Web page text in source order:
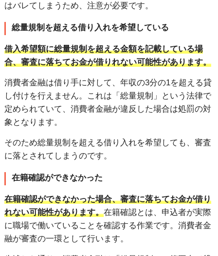
はバレてしまうため、注意が必要です。
総量規制を超える借り入れを希望している
借入希望額に総量規制を超える金額を記載している場
合、審査に落ちてお金が借りれない可能性があります。
消費者金融は借り手に対して、年収の3分の1を超える貸
し付けを行えません。これは「総量規制」という法律で
定められていて、消費者金融が違反した場合は処罰の対
象となります。
そのため総量規制を超える借り入れを希望しても、審査
に落とされてしまうのです。
在籍確認ができなかった
在籍確認ができなかった場合、審査に落ちてお金が借り
れない可能性があります。在籍確認とは、申込者が実際
に職場で働いていることを確認する作業です。消費者金
融が審査の一環として行います。